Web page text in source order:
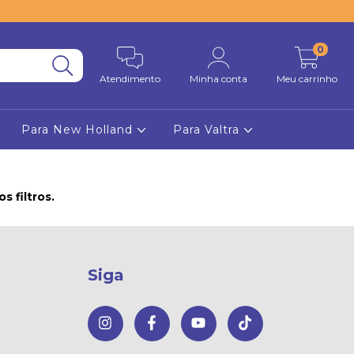
Atendimento Minha conta Meu carrinho
0
Para New Holland Para Valtra
filtros.
Siga